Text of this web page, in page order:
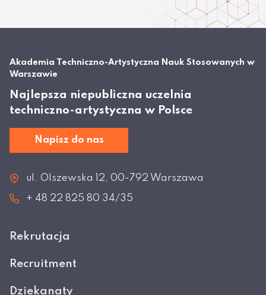
Akademia Techniczno-Artystyczna Nauk Stosowanych w
Warszawie
Najlepsza niepubliczna uczelnia
techniczno-artystyczna w Polsce
Napisz do nas
ul. Olszewska 12, 00-792 Warszawa
+ 48 22 825 80 34/35
Rekrutacja
Recruitment
Dziekanaty